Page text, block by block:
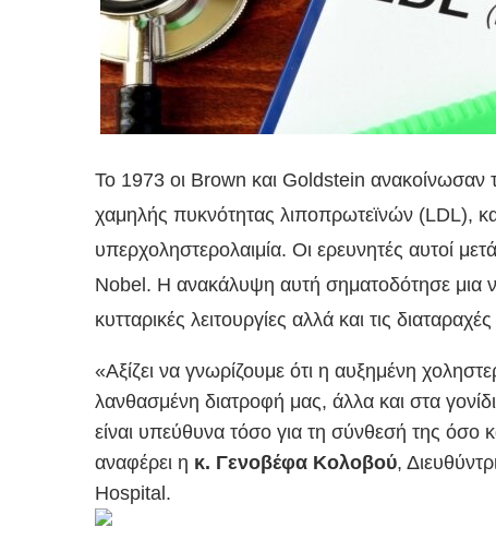
To 1973 οι Brown και Goldstein
χαμηλής πυκνότητας λιποπρωτεϊνών (LDL),
υπερχοληστερολαιμία. Οι ερευνητές αυτοί
Nobel. Η ανακάλυψη αυτή σηματοδότησε μια
κυτταρικές λειτουργίες αλλά και τις
«Αξίζει να γνωρίζουμε ότι η αυξημένη
λανθασμένη διατροφή μας, άλλα και στα
είναι υπεύθυνα τόσο για τη σύνθεσή της όσο
αναφέρει η κ. Γενοβέφα Κολοβού,
Hospital.